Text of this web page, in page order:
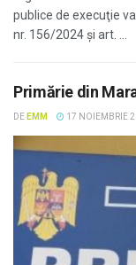
publice de execuţie
nr. 156/2024 și art. ...
Primărie din
DE EMM 17 NOIEMBRIE